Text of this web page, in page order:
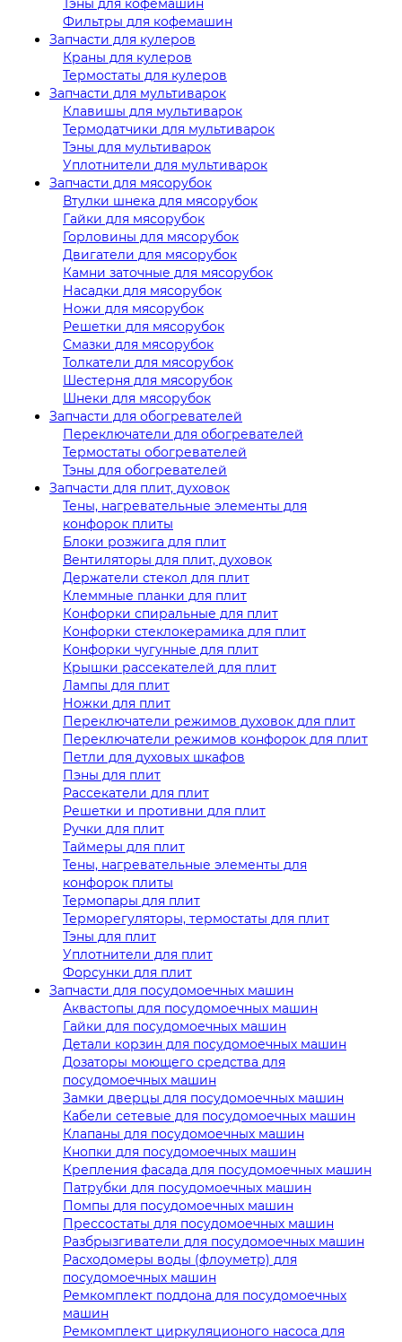
Фильтры для кофемашин
Запчасти для кулеров
Краны для кулеров
Термостаты для кулеров
Запчасти для мультиварок
Клавишы для мультиварок
Термодатчики для мультиварок
Тэны для мультиварок
Уплотнители для мультиварок
Запчасти для мясорубок
Втулки шнека для мясорубок
Гайки для мясорубок
Горловины для мясорубок
Двигатели для мясорубок
Камни заточные для мясорубок
Насадки для мясорубок
Ножи для мясорубок
Решетки для мясорубок
Смазки для мясорубок
Толкатели для мясорубок
Шестерня для мясорубок
Шнеки для мясорубок
Запчасти для обогревателей
Переключатели для обогревателей
Термостаты обогревателей
Тэны для обогревателей
Запчасти для плит, духовок
Тены, нагревательные элементы для
конфорок плиты
Блоки розжига для плит
Вентиляторы для плит, духовок
Держатели стекол для плит
Клеммные планки для плит
Конфорки спиральные для плит
Конфорки стеклокерамика для плит
Конфорки чугунные для плит
Крышки рассекателей для плит
Лампы для плит
Ножки для плит
Переключатели режимов духовок для плит
Переключатели режимов конфорок для плит
Петли для духовых шкафов
Пэны для плит
Рассекатели для плит
Решетки и противни для плит
Ручки для плит
Таймеры для плит
Тены, нагревательные элементы для
конфорок плиты
Термопары для плит
Терморегуляторы, термостаты для плит
Тэны для плит
Уплотнители для плит
Форсунки для плит
Запчасти для посудомоечных машин
Аквастопы для посудомоечных машин
Гайки для посудомоечных машин
Детали корзин для посудомоечных машин
Дозаторы моющего средства для
посудомоечных машин
Замки дверцы для посудомоечных машин
Кабели сетевые для посудомоечных машин
Клапаны для посудомоечных машин
Кнопки для посудомоечных машин
Крепления фасада для посудомоечных машин
Патрубки для посудомоечных машин
Помпы для посудомоечных машин
Прессостаты для посудомоечных машин
Разбрызгиватели для посудомоечных машин
Расходомеры воды (флоуметр) для
посудомоечных машин
Ремкомплект поддона для посудомоечных
машин
Ремкомплект циркуляционого насоса для